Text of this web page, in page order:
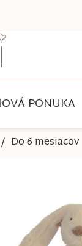
PONUKA
Do 6 mesiacov